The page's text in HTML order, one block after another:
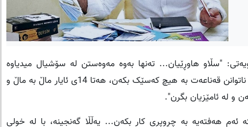
"سڵاو ھاوڕێیان... تەنھا بەوە مەوەستن لە سۆشیال میدیاوە
چالاکییەکانی ھەڵبژاردن ئەنجام بدەن، لە سۆشیال میدیاوە ناتوانن قەناعەت بە ھیچ کەسێک بکەن، ھەتا 14ی ئایار ماڵ بە ماڵ‌ و
‌و لە ئامێزیان بگرن".
ئەم ھەفتەیە بە چڕوپری کار بکەن... یه‌ڵڵا گەنجینە، با لە خولی